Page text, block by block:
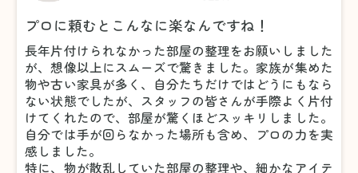
プロに頼むとこんなに楽なんですね！
長年片付けられなかった部屋の整理をお願いしました
が、想像以上にスムーズで驚きました。家族が集めた
物や古い家具が多く、自分たちだけではどうにもなら
ない状態でしたが、スタッフの皆さんが手際よく片付
けてくれたので、部屋が驚くほどスッキリしました。
自分では手が回らなかった場所も含め、プロの力を実
感しました。
特に、物が散乱していた部屋の整理や、細かなアイテ